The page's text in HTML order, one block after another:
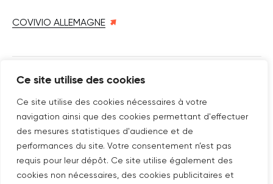
Ce site utilise des cookies
Ce site utilise des cookies nécessaires à votre
navigation ainsi que des cookies permettant d'effectuer
des mesures statistiques d'audience et de
performances du site. Votre consentement n’est pas
requis pour leur dépôt. Ce site utilise également des
cookies non nécessaires, des cookies publicitaires et
COVIVIO ALLEMAGNE
SUIVEZ-NOUS SUR
Nouvelle fenêtre
linkedinNouvelle fenêtre
youtubeNouvelle fenêtre
instagram
ABONNEZ-VOUS À NOTRE NEWSLETTER